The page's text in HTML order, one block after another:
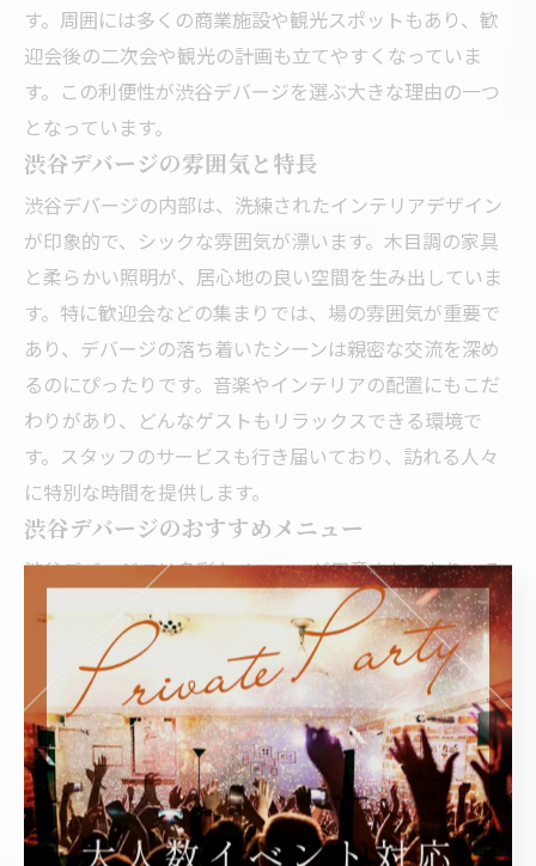
す。周囲には多くの商業施設や観光スポットもあり、歓
迎会後の二次会や観光の計画も立てやすくなっていま
す。この利便性が渋谷デバージを選ぶ大きな理由の一つ
となっています。
渋谷デバージの雰囲気と特長
渋谷デバージの内部は、洗練されたインテリアデザイン
が印象的で、シックな雰囲気が漂います。木目調の家具
と柔らかい照明が、居心地の良い空間を生み出していま
す。特に歓迎会などの集まりでは、場の雰囲気が重要で
あり、デバージの落ち着いたシーンは親密な交流を深め
るのにぴったりです。音楽やインテリアの配置にもこだ
わりがあり、どんなゲストもリラックスできる環境で
す。スタッフのサービスも行き届いており、訪れる人々
に特別な時間を提供します。
渋谷デバージのおすすめメニュー
渋谷デバージでは多彩なメニューが用意されており、そ
のどれもが魅力的です。特に料理は、多国籍料理を取り
入れた創作メニューが自慢で、新鮮な食材を使用したメ
インディッシュや季節の特別メニューが人気です。歓迎
会などの特別な日におすすめなのが、パーティープラン
で提供されるコース料理です。前菜からデザートまで、
バランスの取れたメニュー構成が好評を得ています。ド
リンクも豊富で、アルコールメニューはもちろんのこ
と、ソフトドリンクやノンアルコールカクテルも揃って